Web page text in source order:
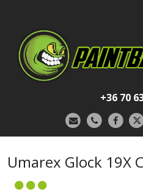
+36 70
Umarex Glock 19X